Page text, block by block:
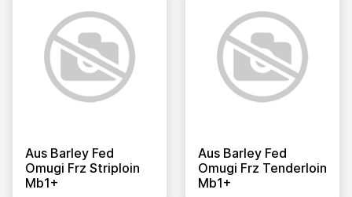
Aus Barley Fed
Omugi Frz Striploin
Mb1+
Aus Barley Fed
Omugi Frz Tenderloin
Mb1+